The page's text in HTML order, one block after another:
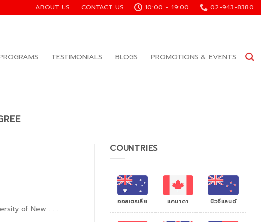
ABOUT US CONTACT US 10:00 - 19:00 02-943-8380
TESTIMONIALS BLOGS PROMOTIONS & EVENTS
of New . . .
COUNTRIES
ออสเตรเลีย แคนาดา นิวซีแลนด์